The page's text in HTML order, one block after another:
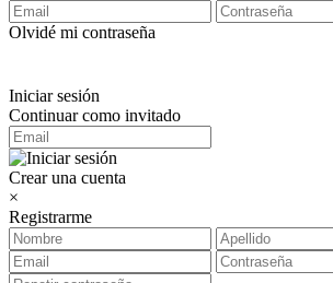
Olvidé mi contraseña
Iniciar sesión
Continuar como invitado
Crear una cuenta
×
Registrarme